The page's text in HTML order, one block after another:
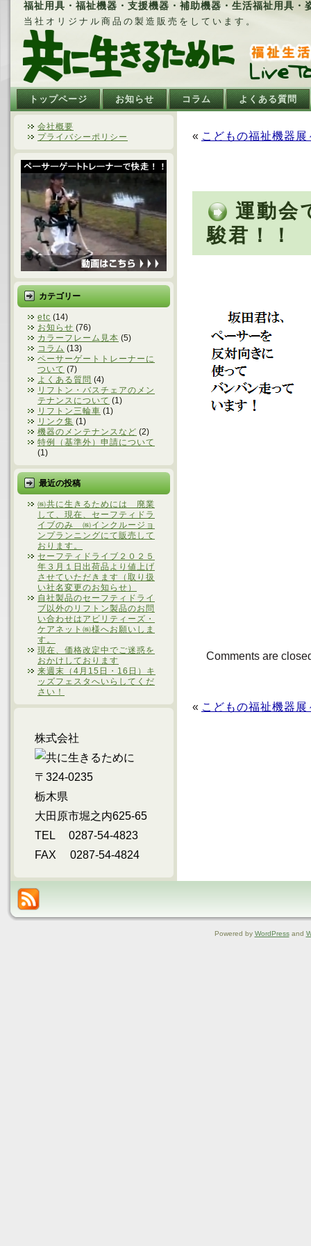
福祉用具・福祉機器・支援機器・補助機器・生活福祉用具
当社オリジナル商品の製造販売をしています。
トップページ お知らせ コラム よくある質問
会社概要
プライバシーポリシー
カテゴリー
etc (14)
お知らせ (76)
カラーフレーム見本 (5)
コラム (13)
ペーサーゲートトレーナーに
ついて (7)
よくある質問 (4)
リフトン・バスチェアのメン
テナンスについて (1)
リフトン三輪車 (1)
リンク集 (1)
機器のメンテナンスなど (2)
特例（基準外）申請について
(1)
最近の投稿
㈱共に生きるためには 廃業
して、現在、セーフティドラ
イブのみ ㈱インクルージョ
ンプランニングにて販売して
おります。
セーフティドライブ２０２５
年３月１日出荷品より値上げ
させていただきます（取り扱
い社名変更のお知らせ）
自社製品のセーフティドライ
ブ以外のリフトン製品のお問
い合わせはアビリティーズ・
ケアネット㈱様へお願いしま
す。
現在、価格改定中でご迷惑を
おかけしております
来週末（4月15日・16日）キ
ッズフェスタへいらしてくだ
さい！
株式会社
〒324-0235
栃木県
大田原市堀之内625-65
TEL 0287-54-4823
FAX 0287-54-4824
« こどもの福祉機器
運動会
駿君！！
Comments are
« こどもの福祉機器
Powered by WordPressand